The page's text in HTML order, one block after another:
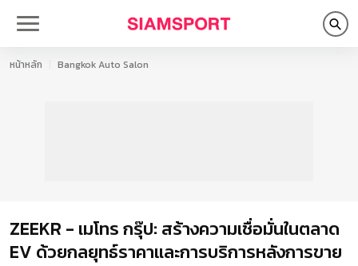
หน้าหลัก Bangkok Auto Salon
ZEEKR - เมโทร กรุ๊ป: สร้างความเชื่อมั่นในตลาด
EV ด้วยกลยุทธ์ราคาและการบริการหลังการขาย